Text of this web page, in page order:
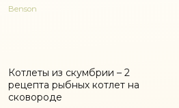
Benson
Котлеты из скумбрии – 2
рецепта рыбных котлет на
сковороде